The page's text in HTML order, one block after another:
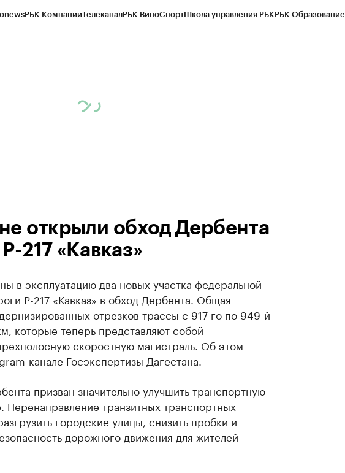
РБК КомпанииТелеканалРБК ВиноСпортШкола управления РБКРБК Образование
открыли обход Дербента
217 «Кавказ»
в эксплуатацию два новых участка федеральной
Р-217 «Кавказ» в обход Дербента. Общая
отрезков трассы с 917-го по 949-й
которые теперь представляют собой
скоростную магистраль. Об этом
канале Госэкспертизы Дагестана.
призван значительно улучшить транспортную
Перенаправление транзитных транспортных
городские улицы, снизить пробки и
дорожного движения для жителей